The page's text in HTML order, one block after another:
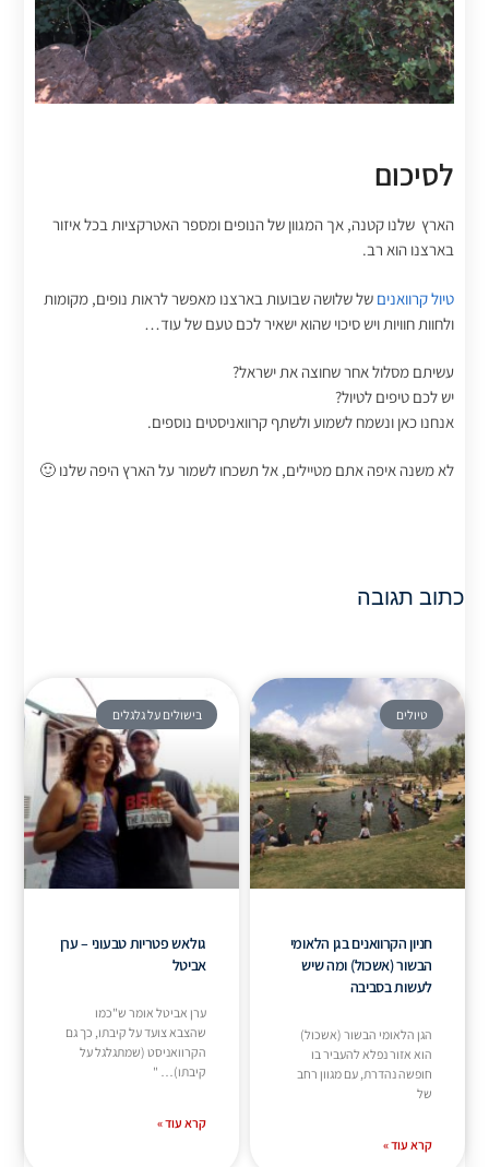
לסיכום
הארץ שלנו קטנה, אך המגוון של הנופים ומספר האטרקציות בכל איזור
בארצנו הוא רב.
טיול קרוואנים של שלושה שבועות בארצנו מאפשר לראות נופים, מקומות
ולחוות חוויות ויש סיכוי שהוא ישאיר לכם טעם של עוד…
עשיתם מסלול אחר שחוצה את ישראל?
יש לכם טיפים לטיול?
אנחנו כאן ונשמח לשמוע ולשתף קרוואניסטים נוספים.
לא משנה איפה אתם מטיילים, אל תשכחו לשמור על הארץ היפה שלנו 🙂
כתוב תגובה
טיולים
חניון הקרוואנים בגן הלאומי
הבשור (אשכול) ומה שיש
לעשות בסביבה
הגן הלאומי הבשור (אשכול)
הוא אזור נפלא להעביר בו
חופשה נהדרת, עם מגוון רחב
של
קרא עוד »
בישולים על גלגלים
גולאש פטריות טבעוני – ערן
אביטל
ערן אביטל אומר ש"כמו
שהצבא צועד על קיבתו, כך גם
הקרוואניסט (שמתגלגל על
קיבתו)… "
קרא עוד »